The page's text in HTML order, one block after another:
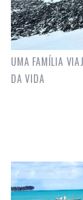
UMA FAMÍLIA
DA VIDA